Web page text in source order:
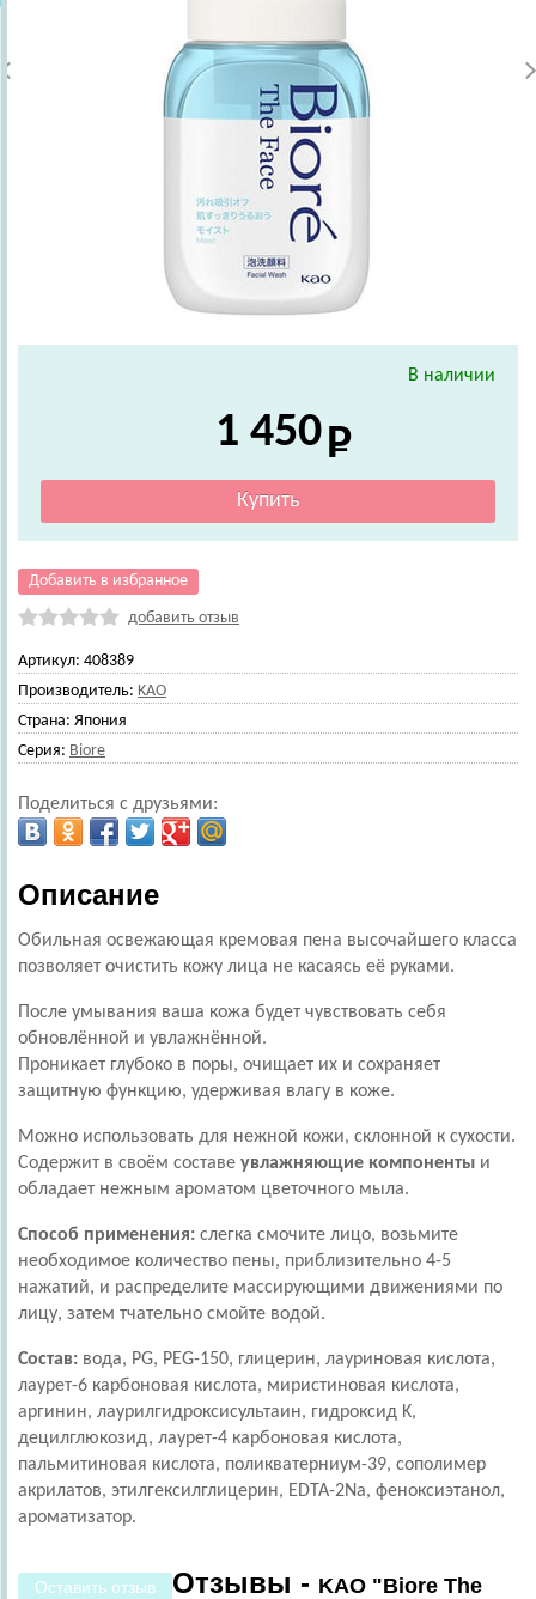
В наличии
1 450
Добавить в избранное
добавить отзыв
Артикул: 408389
Производитель: KAO
Страна: Япония
Серия: Biore
Поделиться с друзьями:
Описание
Обильная освежающая кремовая пена высочайшего класса
позволяет очистить кожу лица не касаясь её руками.
После умывания ваша кожа будет чувствовать себя
обновлённой и увлажнённой.
Проникает глубоко в поры, очищает их и сохраняет
защитную функцию, удерживая влагу в коже.
Можно использовать для нежной кожи, склонной к сухости.
Содержит в своём составе увлажняющие компоненты и
обладает нежным ароматом цветочного мыла.
Способ применения: слегка смочите лицо, возьмите
необходимое количество пены, приблизительно 4-5
нажатий, и распределите массирующими движениями по
лицу, затем тчательно смойте водой.
Состав: вода, PG, PEG-150, глицерин, лауриновая кислота,
лаурет-6 карбоновая кислота, миристиновая кислота,
аргинин, лаурилгидроксисультаин, гидроксид K,
децилглюкозид, лаурет-4 карбоновая кислота,
пальмитиновая кислота, поликватерниум-39, сополимер
акрилатов, этилгексилглицерин, EDTA-2Na, феноксиэтанол,
ароматизатор.
Оставить отзыв Отзывы - KAO "Biore The